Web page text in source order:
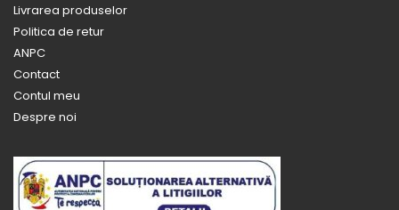
Livrarea produselor
Politica de retur
ANPC
Contact
Contul meu
Despre noi